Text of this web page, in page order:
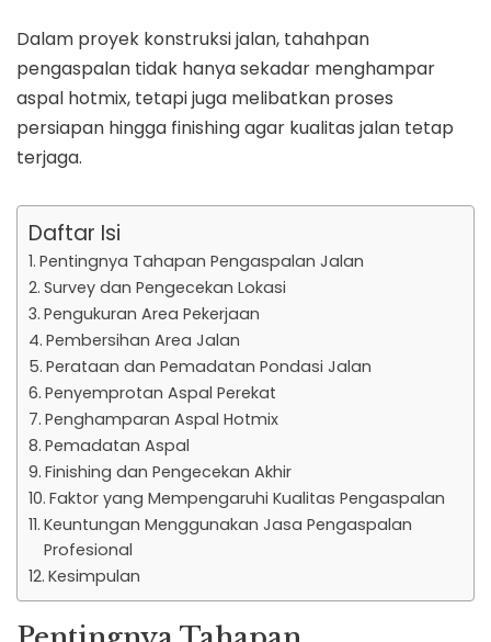
Dalam proyek konstruksi jalan, tahahpan
pengaspalan tidak hanya sekadar menghampar
aspal hotmix, tetapi juga melibatkan proses
persiapan hingga finishing agar kualitas jalan tetap
terjaga.
Daftar Isi
Pentingnya Tahapan Pengaspalan Jalan
Survey dan Pengecekan Lokasi
Pengukuran Area Pekerjaan
Pembersihan Area Jalan
Perataan dan Pemadatan Pondasi Jalan
Penyemprotan Aspal Perekat
Penghamparan Aspal Hotmix
Pemadatan Aspal
Finishing dan Pengecekan Akhir
Faktor yang Mempengaruhi Kualitas Pengaspalan
Keuntungan Menggunakan Jasa Pengaspalan
Profesional
Kesimpulan